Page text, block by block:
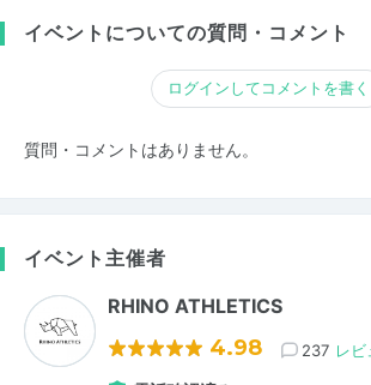
イベントについての質問・コメント
ログインしてコメントを書く
質問・コメントはありません。
イベント主催者
RHINO ATHLETICS
4.98 237 レビ